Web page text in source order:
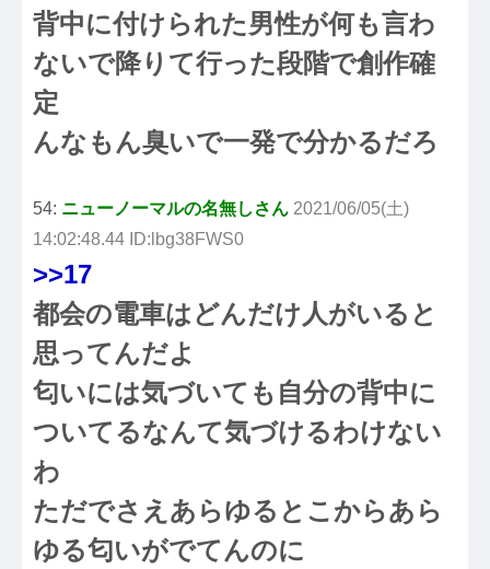
背中に付けられた男性が何も言わ
ないで降りて行った段階で創作確
定
んなもん臭いで一発で分かるだろ
54: ニューノーマルの名無しさん 2021/06/05(土)
14:02:48.44 ID:lbg38FWS0
>>17
都会の電車はどんだけ人がいると
思ってんだよ
匂いには気づいても自分の背中に
ついてるなんて気づけるわけない
わ
ただでさえあらゆるとこからあら
ゆる匂いがでてんのに